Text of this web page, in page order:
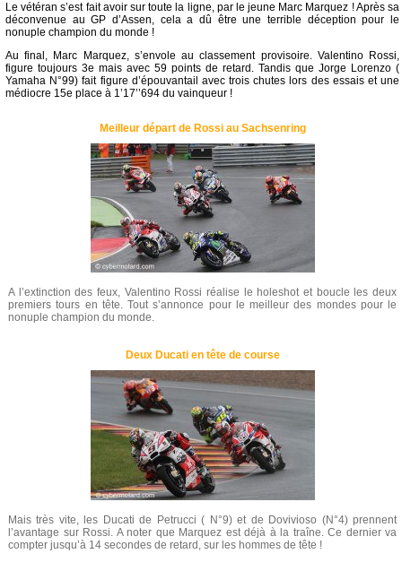
Le vétéran s’est fait avoir sur toute la ligne, par le jeune Marc Marquez ! Après sa
déconvenue au GP d’Assen, cela a dû être une terrible déception pour le
nonuple champion du monde !
Au final, Marc Marquez, s’envole au classement provisoire. Valentino Rossi,
figure toujours 3e mais avec 59 points de retard. Tandis que Jorge Lorenzo (
Yamaha N°99) fait figure d’épouvantail avec trois chutes lors des essais et une
médiocre 15e place à 1’17’’694 du vainqueur !
Meilleur départ de Rossi au Sachsenring
A l’extinction des feux, Valentino Rossi réalise le holeshot et boucle les deux
premiers tours en tête. Tout s’annonce pour le meilleur des mondes pour le
nonuple champion du monde.
Deux Ducati en tête de course
Mais très vite, les Ducati de Petrucci ( N°9) et de Dovivioso (N°4) prennent
l’avantage sur Rossi. A noter que Marquez est déjà à la traîne. Ce dernier va
compter jusqu’à 14 secondes de retard, sur les hommes de tête !